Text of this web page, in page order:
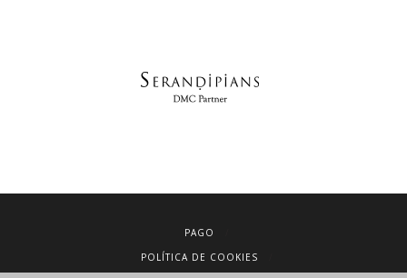
PAGO
POLÍTICA DE COOKIES